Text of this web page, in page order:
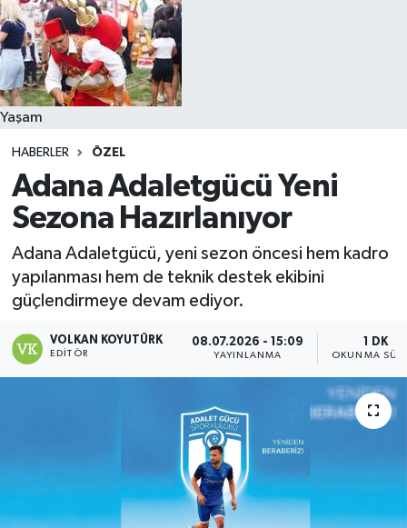
Yaşam
HABERLER ÖZEL
Adana Adaletgücü Yeni
Sezona Hazırlanıyor
Adana Adaletgücü, yeni sezon öncesi hem kadro
yapılanması hem de teknik destek ekibini
güçlendirmeye devam ediyor.
VOLKAN KOYUTÜRK
EDITÖR
08.07.2026 - 15:09
YAYINLANMA
1 DK
OKUNMA